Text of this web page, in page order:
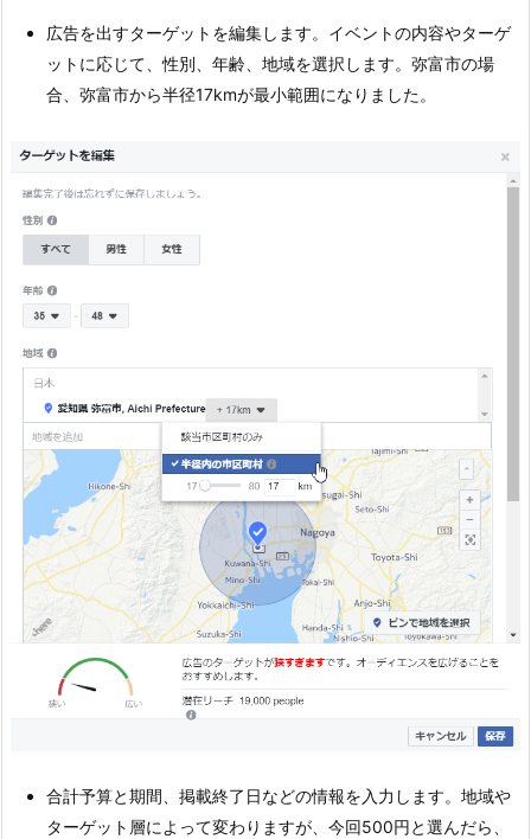
広告を出すターゲットを編集します。イベントの内容やターゲ
ットに応じて、性別、年齢、地域を選択します。弥富市の場
合、弥富市から半径17kmが最小範囲になりました。
合計予算と期間、掲載終了日などの情報を入力します。地域や
ターゲット層によって変わりますが、今回500円と選んだら、